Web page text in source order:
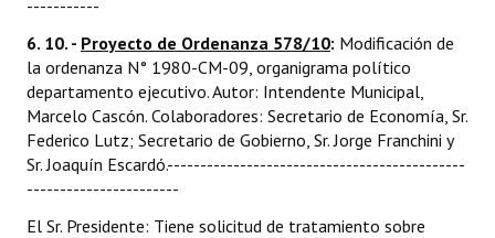
-----------
6. 10. - Proyecto de Ordenanza 578/10: Modificación de
la ordenanza N° 1980-CM-09, organigrama político
departamento ejecutivo. Autor: Intendente Municipal,
Marcelo Cascón. Colaboradores: Secretario de Economía, Sr.
Federico Lutz; Secretario de Gobierno, Sr. Jorge Franchini y
Sr. Joaquín Escardó.---------------------------------------------
-----------------------
El Sr. Presidente: Tiene solicitud de tratamiento sobre